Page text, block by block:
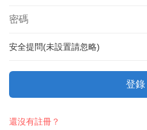
安全提問(未設置請忽略)
登錄
還沒有註冊？